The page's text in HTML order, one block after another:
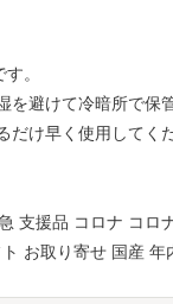
。
避けて冷暗所で保
け早く使用してく
支援品 コロナ コロ
お取り寄せ 国産 年